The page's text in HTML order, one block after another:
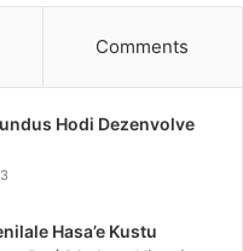
Comments
Hodi Dezenvolve
Hasa’e Kustu